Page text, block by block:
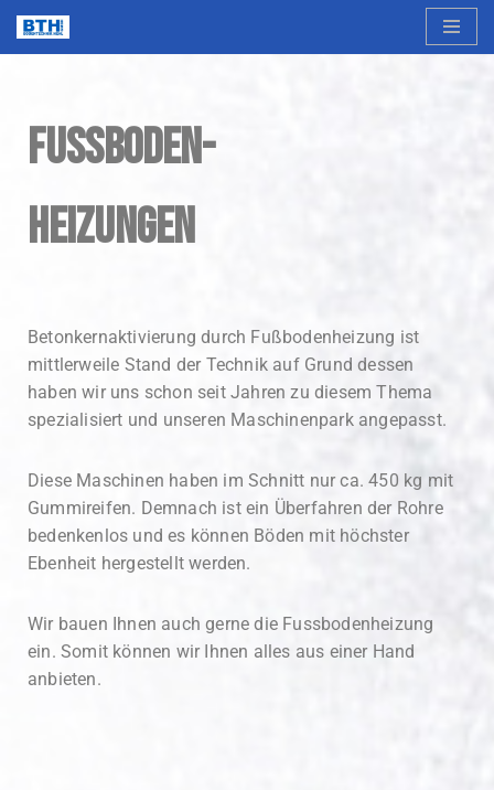
Zum
FUSSBODEN-
HEIZUNGEN
Betonkernaktivierung durch Fußbodenheizung ist
mittlerweile Stand der Technik auf Grund dessen
haben wir uns schon seit Jahren zu diesem Thema
spezialisiert und unseren Maschinenpark angepasst.
Diese Maschinen haben im Schnitt nur ca. 450 kg mit
Gummireifen. Demnach ist ein Überfahren der Rohre
bedenkenlos und es können Böden mit höchster
Ebenheit hergestellt werden.
Wir bauen Ihnen auch gerne die Fussbodenheizung
ein. Somit können wir Ihnen alles aus einer Hand
anbieten.